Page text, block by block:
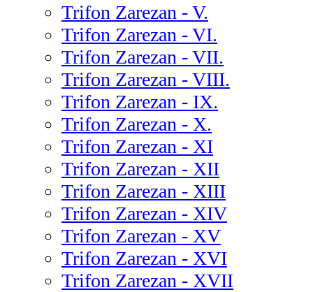
Trifon Zarezan - V.
Trifon Zarezan - VI.
Trifon Zarezan - VII.
Trifon Zarezan - VIII.
Trifon Zarezan - IX.
Trifon Zarezan - X.
Trifon Zarezan - XI
Trifon Zarezan - XII
Trifon Zarezan - XIII
Trifon Zarezan - XIV
Trifon Zarezan - XV
Trifon Zarezan - XVI
Trifon Zarezan - XVII